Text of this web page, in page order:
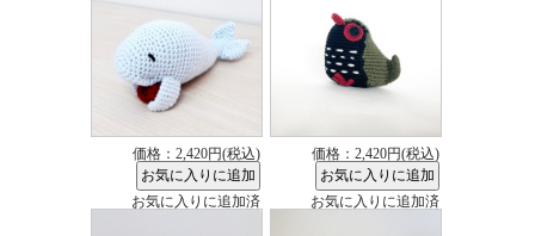
価格：2,420円(税込)
お気に入りに追加済
価格：2,420円(税込)
お気に入りに追加済